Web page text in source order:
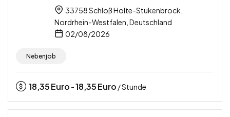
33758 Schloß Holte-Stukenbrock,
Nordrhein-Westfalen, Deutschland
02/08/2026
Nebenjob
18,35Euro -18,35Euro / Stunde